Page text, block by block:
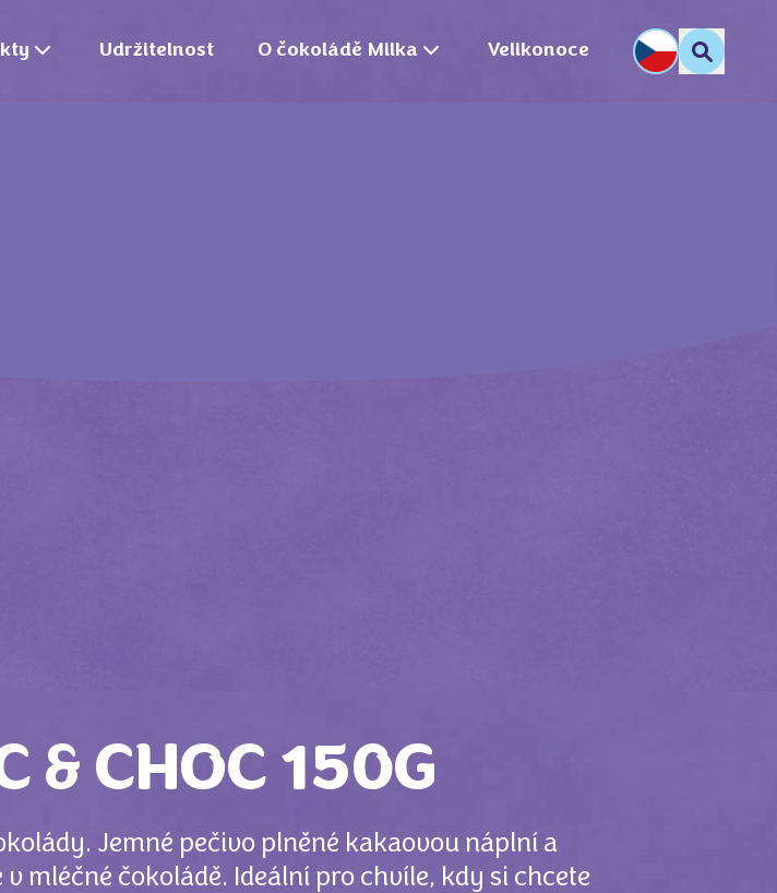
Udržitelnost O čokoládě Milka Velikonoce
& CHOC 150G
Jemné pečivo plněné kakaovou náplní a
mléčné čokoládě. Ideální pro chvíle, kdy si chcete